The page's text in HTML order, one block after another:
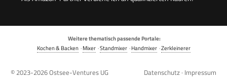
Weitere thematisch passende Portale:
Kochen & Backen·Mixer·Standmixer·Handmixer·Zerkleinerer
© 2023-2026Ostsee-Ventures UG Datenschutz · Impressum